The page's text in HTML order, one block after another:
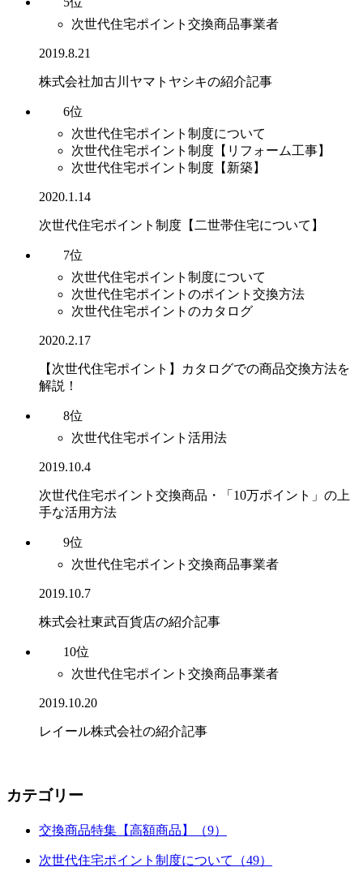
次世代住宅ポイント交換商品事業者
2019.8.21
株式会社加古川ヤマトヤシキの紹介記事
6位
次世代住宅ポイント制度について
次世代住宅ポイント制度【リフォーム工事】
次世代住宅ポイント制度【新築】
2020.1.14
次世代住宅ポイント制度【二世帯住宅について】
7位
次世代住宅ポイント制度について
次世代住宅ポイントのポイント交換方法
次世代住宅ポイントのカタログ
2020.2.17
【次世代住宅ポイント】カタログでの商品交換方法を
解説！
8位
次世代住宅ポイント活用法
2019.10.4
次世代住宅ポイント交換商品・「10万ポイント」の上
手な活用方法
9位
次世代住宅ポイント交換商品事業者
2019.10.7
株式会社東武百貨店の紹介記事
10位
次世代住宅ポイント交換商品事業者
2019.10.20
レイール株式会社の紹介記事
カテゴリー
交換商品特集【高額商品】（9）
次世代住宅ポイント制度について（49）